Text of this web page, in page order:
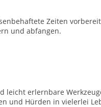
Zeiten
und abfangen.
leicht erlernbare
und Hürden in vielerlei